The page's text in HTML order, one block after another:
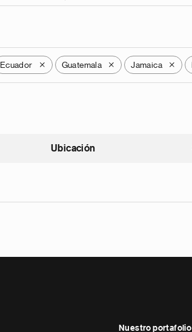
Ecuador X Guatemala X Jamaica X
Ubicación
Nuestro portafolio